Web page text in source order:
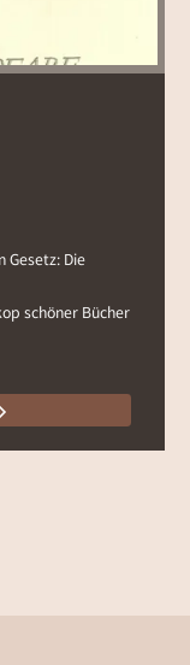
Gesetz: Die
schöner Bücher